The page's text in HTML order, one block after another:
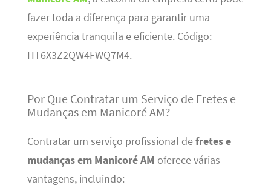
fazer toda a diferença para garantir uma
experiência tranquila e eficiente. Código:
HT6X3Z2QW4FWQ7M4.
Por Que Contratar um Serviço de Fretes e
Mudanças em Manicoré AM?
Contratar um serviço profissional defretes e
mudanças em Manicoré AM oferece várias
vantagens, incluindo: